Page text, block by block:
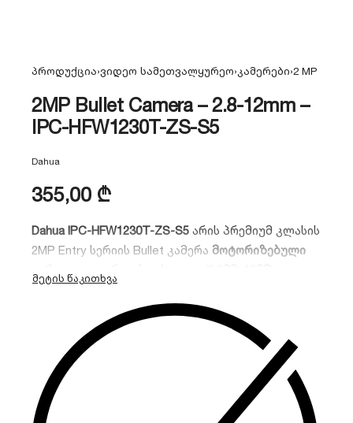
პროდუქცია›ვიდეო სამეთვალყურეო› კამერები›2 MP
2MP Bullet Camera – 2.8-12mm –
IPC-HFW1230T-ZS-S5
Dahua
355,00 ₾
Dahua IPC-HFW1230T-ZS-S5 არის პრემიუმ კლასის
2MP Entry სერიის Bullet კამერა მოტორიზებული
კამერას აქვს 40 მეტრიანი Smart IR ღამის ხედვა
და მასშტაბირების (Zoom) შესაძლებლობა
დისტანციურად. იდეალურია პერიმეტრის
დასაცავად, სადაც საჭიროა დეტალების
დაახლოება.